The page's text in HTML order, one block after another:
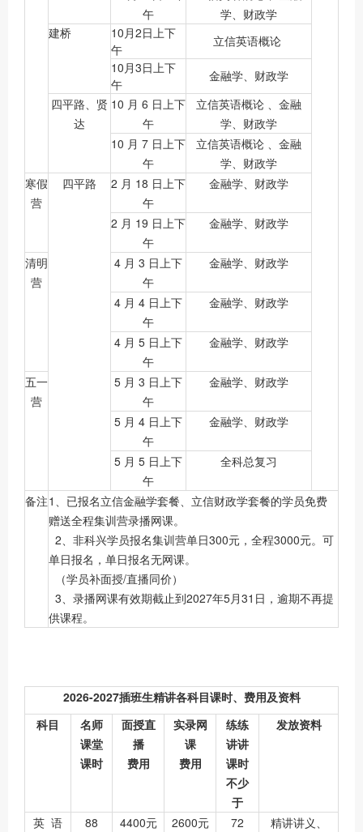
午
学、财政学
建桥
10月2日上下
午
立信英语概论
10月3日上下
午
金融学、财政学
四平路、贤
达
10 月 6 日上下
午
立信英语概论 、金融
学、财政学
10 月 7 日上下
午
立信英语概论 、金融
学、财政学
寒假
营
四平路
2 月 18 日上下
午
金融学、财政学
2 月 19 日上下
午
金融学、财政学
清明
营
4 月 3 日上下
午
金融学、财政学
4 月 4 日上下
午
金融学、财政学
4 月 5 日上下
午
金融学、财政学
五一
营
5 月 3 日上下
午
金融学、财政学
5 月 4 日上下
午
金融学、财政学
5 月 5 日上下
午
全科总复习
备注1、已报名立信金融学套餐、立信财政学套餐的学员免费
赠送全程集训营录播网课。
2、非科兴学员报名集训营单日300元，全程3000元。可
单日报名，单日报名无网课。
（学员补面授/直播同价）
3、录播网课有效期截止到2027年5月31日，逾期不再提
供课程。
2026-2027插班生精讲各科目课时、费用及资料
科目
名师
课堂
课时
面授直
播
费用
实录网
课
费用
练练
讲讲
课时
不少
于
发放资料
英 语 88 4400元 2600元 72
精讲讲义、